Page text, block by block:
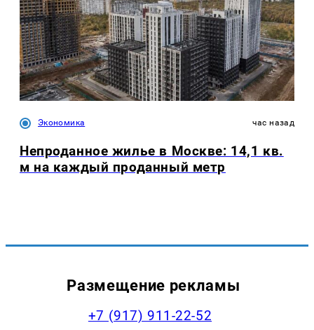
Экономика час назад
Непроданное жилье в Москве: 14,1 кв.
м на каждый проданный метр
Размещение рекламы
+7 (917) 911-22-52